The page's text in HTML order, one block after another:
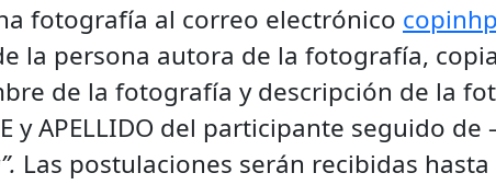
fotografía al correo electrónico
la persona autora de la fotografía,
de la fotografía y descripción de la
y APELLIDO del participante seguido de
Las postulaciones serán recibidas